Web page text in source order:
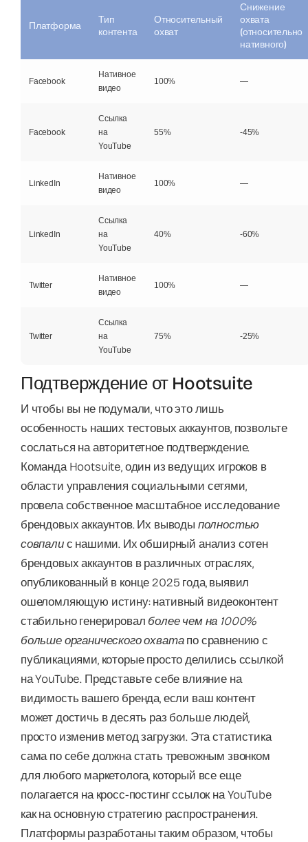
Платформа
Тип
контента
Относительный
охват
Снижение
охвата
(относительно
нативного)
Facebook
Нативное
видео
100% —
Facebook
Ссылка
на
YouTube
55% -45%
LinkedIn
Нативное
видео
100% —
LinkedIn
Ссылка
на
YouTube
40% -60%
Twitter
Нативное
видео
100% —
Twitter
Ссылка
на
YouTube
75% -25%
Подтверждение от Hootsuite
И чтобы вы не подумали, что это лишь
особенность наших тестовых аккаунтов, позвольте
сослаться на авторитетное подтверждение.
Команда Hootsuite, один из ведущих игроков в
области управления социальными сетями,
провела собственное масштабное исследование
брендовых аккаунтов. Их выводы полностью
совпалис нашими. Их обширный анализ сотен
брендовых аккаунтов в различных отраслях,
опубликованный в конце 2025 года, выявил
ошеломляющую истину: нативный видеоконтент
стабильно генерировал более чем на 1000%
больше органического охватапо сравнению с
публикациями, которые просто делились ссылкой
на YouTube. Представьте себе влияние на
видимость вашего бренда, если ваш контент
может достичь в десять раз больше людей,
просто изменив метод загрузки. Эта статистика
сама по себе должна стать тревожным звонком
для любого маркетолога, который все еще
полагается на кросс-постинг ссылок на YouTube
как на основную стратегию распространения.
Платформы разработаны таким образом, чтобы